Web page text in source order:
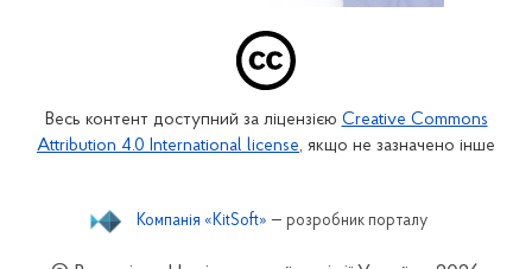
Весь контент доступний за ліцензією Creative Commons
Attribution 4.0 International license, якщо не зазначено інше
Компанія «KitSoft» — розробник порталу